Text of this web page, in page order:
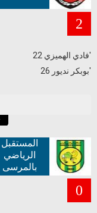
2
فادي الهميزي 22'
بوبكر نديور 26'
المستقبل
الرياضي
بالمرسى
0